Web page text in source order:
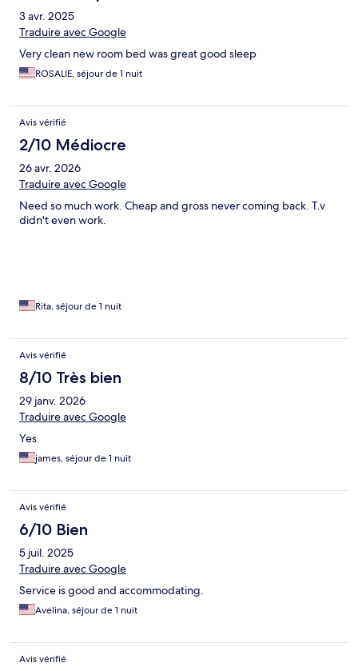
3 avr. 2025
Traduire avec Google
Very clean new room bed was great good sleep
ROSALIE, séjour de 1 nuit
Avis vérifié
2/10 Médiocre
26 avr. 2026
Traduire avec Google
Need so much work. Cheap and gross never coming back. T.v
didn't even work.
Rita, séjour de 1 nuit
Avis vérifié
8/10 Très bien
29 janv. 2026
Traduire avec Google
Yes
james, séjour de 1 nuit
Avis vérifié
6/10 Bien
5 juil. 2025
Traduire avec Google
Service is good and accommodating.
Avelina, séjour de 1 nuit
Avis vérifié